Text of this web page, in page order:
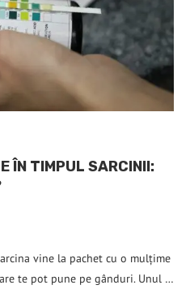
ÎN TIMPUL SARCINII:
vine la pachet cu o mulțime
te pot pune pe gânduri. Unul …